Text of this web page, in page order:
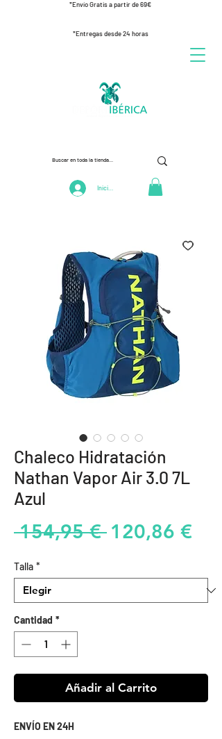
*Envío Gratis a partir de 69€
*Entregas desde 24 horas
Iniciar Sesión
Chaleco Hidratación
Nathan Vapor Air 3.0 7L
Azul
154,95 € Precio
120,86 €
Talla *
Cantidad *
Añadir al Carrito
ENVÍO EN 24H